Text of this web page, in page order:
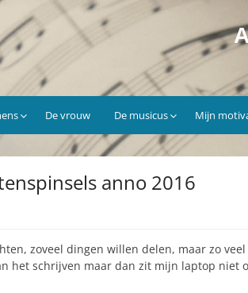
De vrouw De musicus Mijn
anno 2016
zoveel dingen willen delen, maar zo
het schrijven maar dan zit mijn laptop niet